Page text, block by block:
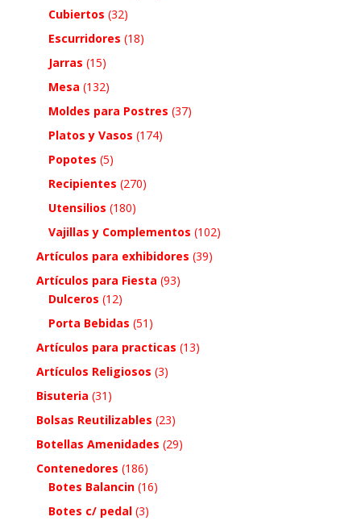
Cubiertos (32)
Escurridores (18)
Jarras (15)
Mesa (132)
Moldes para Postres (37)
Platos y Vasos (174)
Popotes (5)
Recipientes (270)
Utensilios (180)
Vajillas y Complementos (102)
Artículos para exhibidores (39)
Artículos para Fiesta (93)
Dulceros (12)
Porta Bebidas (51)
Artículos para practicas (13)
Artículos Religiosos (3)
Bisuteria (31)
Bolsas Reutilizables (23)
Botellas Amenidades (29)
Contenedores (186)
Botes Balancin (16)
Botes c/ pedal (3)